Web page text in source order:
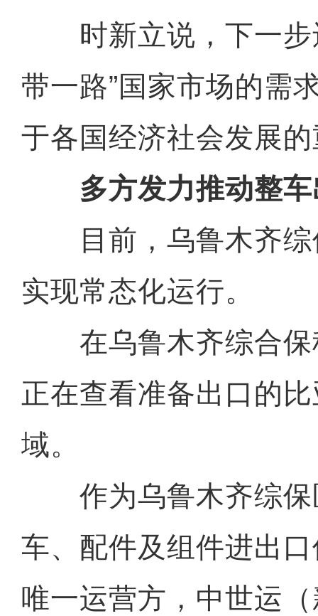
时新立说，下一步
带一路”国家市场的需
于各国经济社会发展
多方发力推动整车
目前，乌鲁木齐综
实现常态化运行。
在乌鲁木齐综合保
正在查看准备出口的
域。
作为乌鲁木齐综保
车、配件及组件进出
唯一运营方，中世运